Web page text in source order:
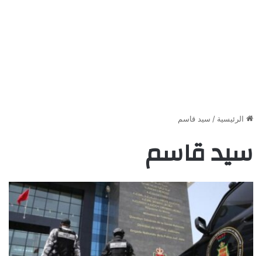
الرئيسية / سيد قاسم
سيد قاسم